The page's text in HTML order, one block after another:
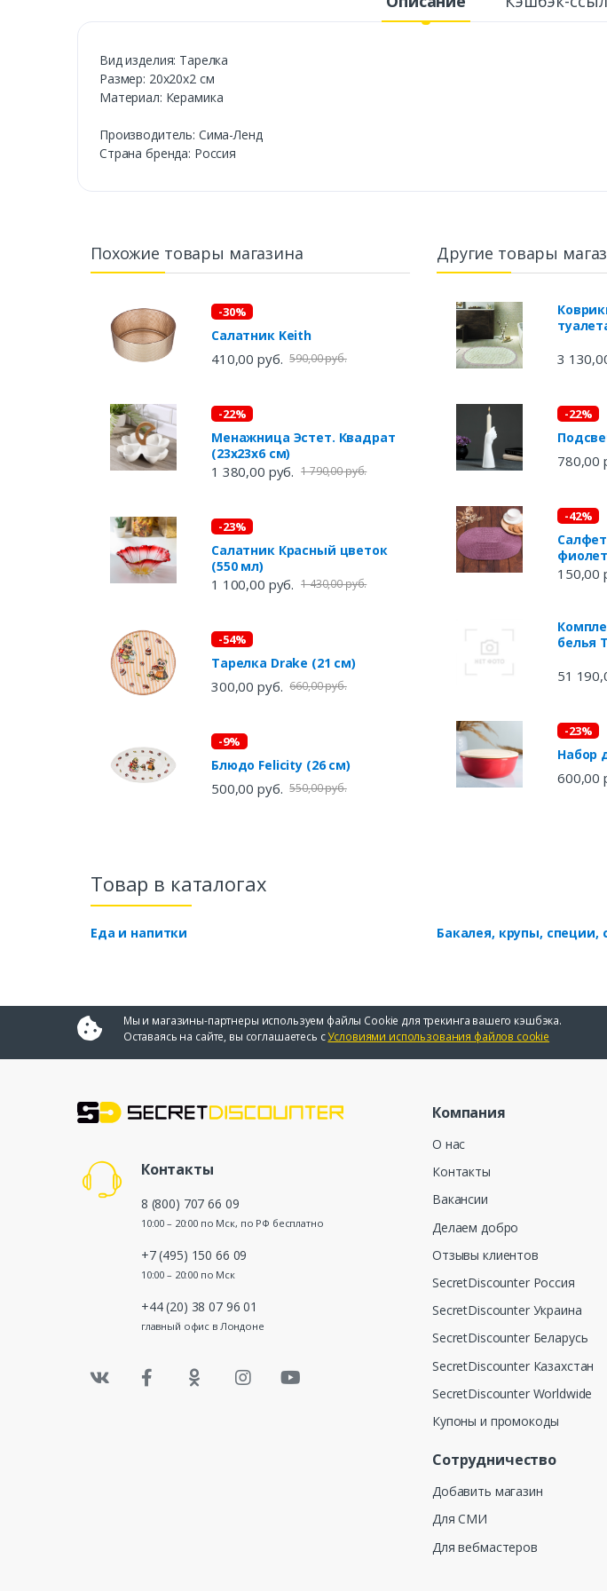
Вид изделия: Тарелка
Размер: 20х20х2 см
Материал: Керамика
Производитель: Сима-Ленд
Страна бренда: Россия
Похожие товары магазина
-30%
Салатник Keith
410,00 руб. 590,00 руб.
-22%
Менажница Эстет. Квадрат
(23х23х6 см)
1 380,00 руб. 1 790,00 руб.
-23%
Салатник Красный цветок
(550 мл)
1 100,00 руб. 1 430,00 руб.
-54%
Тарелка Drake (21 см)
300,00 руб. 660,00 руб.
-9%
Блюдо Felicity (26 см)
500,00 руб. 550,00 руб.
Другие товары
3
-22%
780,00
-42%
150,00
51
-23%
Набор
600,00
Товар в каталогах
Еда и напитки Бакалея, крупы, специи,
Мы и магазины-партнеры используем файлы Cookie для трекинга вашего кэшбэка.
Оставаясь на сайте, вы соглашаетесь сУсловиями использования файлов cookie
Контакты
8 (800) 707 66 09
10:00 – 20:00 по Мск, по РФ бесплатно
+7 (495) 150 66 09
10:00 – 20:00 по Мск
+44 (20) 38 07 96 01
главный офис в Лондоне
Компания
О нас
Контакты
Вакансии
Делаем добро
Отзывы клиентов
SecretDiscounter Россия
SecretDiscounter Украина
SecretDiscounter Беларусь
SecretDiscounter Казахстан
SecretDiscounter Worldwide
Купоны и промокоды
Сотрудничество
Добавить магазин
Для СМИ
Для вебмастеров